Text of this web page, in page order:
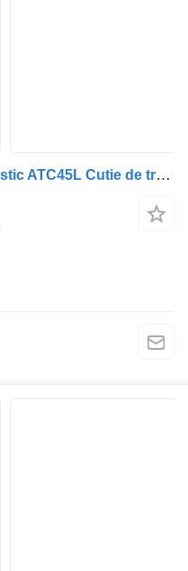
Piese din plastic piese din plastic ATC45L Cutie de transfer BMW pentru automobil BMW X3 X4 X5 X6